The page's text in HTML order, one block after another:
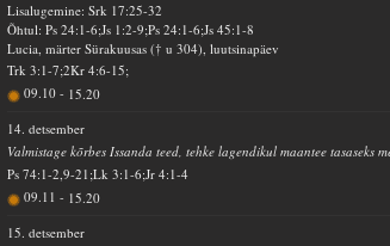
Lisalugemine: Srk 17:25-32
Õhtul: Ps 24:1-6;Js 1:2-9;Ps 24:1-6;Js 45:1-8
Lucia, märter Sürakuusas († u 304), luutsinapäev
Trk 3:1-7;2Kr 4:6-15;
09.10- 15.20
14. detsember
Valmistage kõrbes Issanda teed, tehke lagendikul maantee tasaseks
Ps 74:1-2,9-21;Lk 3:1-6;Jr 4:1-4
09.11- 15.20
15. detsember